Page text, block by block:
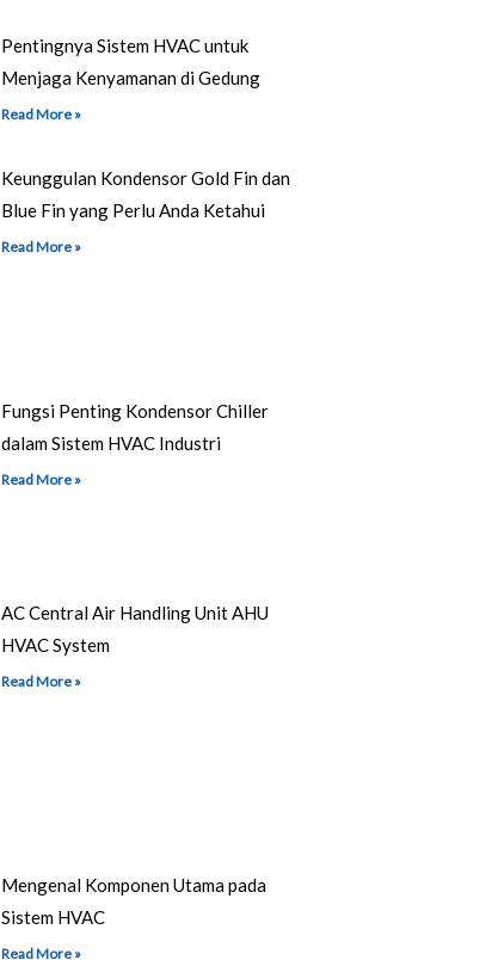
Pentingnya Sistem HVAC untuk
Menjaga Kenyamanan di Gedung
Read More »
Keunggulan Kondensor Gold Fin dan
Blue Fin yang Perlu Anda Ketahui
Read More »
Fungsi Penting Kondensor Chiller
dalam Sistem HVAC Industri
Read More »
AC Central Air Handling Unit AHU
HVAC System
Read More »
Mengenal Komponen Utama pada
Sistem HVAC
Read More »